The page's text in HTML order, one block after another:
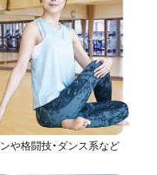
や格闘技・ダンス系など